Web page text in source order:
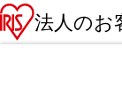
法人のお